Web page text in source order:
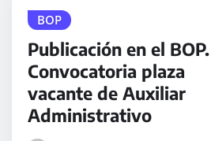
BOP
Publicación en el BOP.
Convocatoria plaza
vacante de Auxiliar
Administrativo